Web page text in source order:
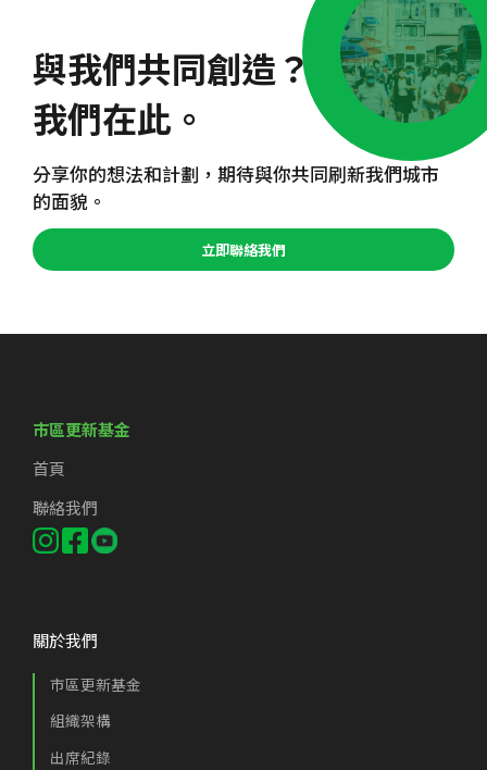
與我們共同創造？
我們在此。
分享你的想法和計劃，期待與你共同刷新我們城市
的面貌。
立即聯絡我們
市區更新基金
首頁
聯絡我們
關於我們
市區更新基金
組織架構
出席紀錄